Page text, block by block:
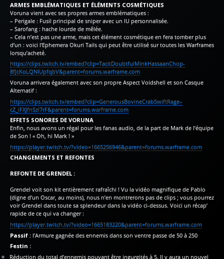
ARMES EMBLÉMATIQUES ET ÉLÉMENTS COSMÉTIQUES
Voruna vient avec ses propres armes emblématiques :
– Perigale : Fusil principal de sniper avec un IU personnalisée.
– Sarofang : hache lourde de mêlée.
– Cela n’est pas une arme, mais cet élément cosmétique en fera tomber plus
d’un : voici l’Ephemera Okuri Tails qui peut être utilisé sur toutes les Warframes
lorsqu’acheté.
https://clips.twitch.tv/embed?clip=TacitDoubtfulMinkHassaanChop-
8fJcKoLQNIUpfqbV&parent=forums.warframe.com
Voruna arrivera également avec son propre Aspect Voidshell et son Casque
Alternatif :
https://clips.twitch.tv/embed?clip=GenerousBovineCrabSwiftRage–
cZ_iFXJfnSzl7rF&parent=forums.warframe.com
EFFETS SONORES DE VORUNA
Enfin, nous avons un régal pour les fanas audio, de la part de Mark de l’équipe
de Son ! « Oh, hi Mark ! »
https://player.twitch.tv/?video=1665256946&parent=forums.warframe.com
CHANGEMENTS ET REFONTES
REFONTE DE GRENDEL :
Grendel voit son kit entièrement rafraîchi ! Vu la vidéo magnifique de Pablo
(digne d’un Oscar, au moins), nous n’en montrerons pas de clips ; vous pourrez
voir Grendel dans toute sa splendeur dans la vidéo ci-dessus. Voici un récap’
rapide de ce qui va changer :
https://player.twitch.tv/?video=1665183220&parent=forums.warframe.com
Passif : l’Armure gagnée des ennemis dans son ventre passe de 50 à 250
Festin :
Réduction du total d’ennemis pouvant être ingurgités à 5. Il y aura un nouvel